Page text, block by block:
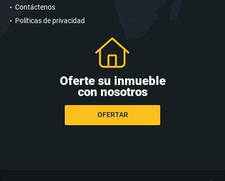
Contáctenos
Políticas de privacidad
Oferte su inmueble
con nosotros
OFERTAR